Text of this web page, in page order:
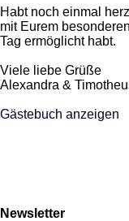
Habt noch einmal
mit Eurem
Tag ermöglicht habt.
Viele liebe Grüße
Alexandra &
Gästebuch anzeigen
Newsletter